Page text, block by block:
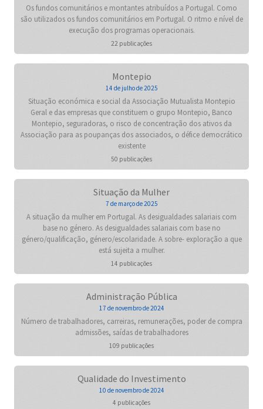
Os fundos comunitários e montantes atribuídos a Portugal. Como
são utilizados os fundos comunitários em Portugal. O ritmo e nível de
execução dos programas operacionais.
22 publicações
Montepio
14 de julho de 2025
Situação económica e social da Associação Mutualista Montepio
Geral e das empresas que constituem o grupo Montepio, Banco
Montepio, seguradoras, o risco de concentração dos ativos da
Associação para as poupanças dos associados, o défice democrático
existente
50 publicações
Situação da Mulher
7 de março de 2025
A situação da mulher em Portugal. As desigualdades salariais com
base no género. As desigualdades salariais com base no
género/qualificação, género/escolaridade. A sobre- exploração a que
está sujeita a mulher.
14 publicações
Administração Pública
17 de novembro de 2024
Número de trabalhadores, carreiras, remunerações, poder de compra
admissões, saídas de trabalhadores
109 publicações
Qualidade do Investimento
10 de novembro de 2024
4 publicações